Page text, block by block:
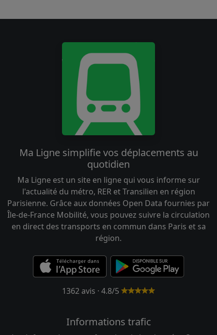
Ma Ligne simplifie vos déplacements au
quotidien
Ma Ligne est un site en ligne qui vous informe sur
l'actualité du métro, RER et Transilien en région
Parisienne. Grâce aux données Open Data fournies par
Île-de-France Mobilité, vous pouvez suivre la circulation
en direct des transports en commun dans Paris et sa
région.
1362 avis · 4.8/5
Informations trafic